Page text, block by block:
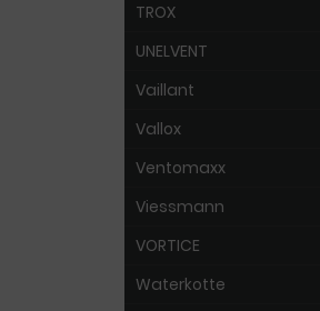
TROX
UNELVENT
Vaillant
Vallox
Ventomaxx
Viessmann
VORTICE
Waterkotte